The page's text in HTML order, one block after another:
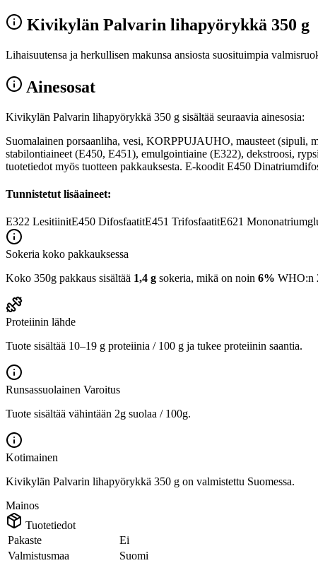
Kivikylän Palvarin lihapyörykkä 350 g
Lihaisuutensa ja herkullisen makunsa ansiosta suosituimpia
Ainesosat
Kivikylän Palvarin lihapyörykkä 350 g sisältää seuraavia ainesosia:
Suomalainen porsaanliha, vesi, KORPPUJAUHO, mausteet
stabilontiaineet (E450, E451), emulgointiaine (E322), dekstroosi,
tuotetiedot myös tuotteen pakkauksesta. E-koodit E450
Tunnistetut lisäaineet:
E322 LesitiinitE450 DifosfaatitE451 TrifosfaatitE621
Sokeria koko pakkauksessa
Koko 350g pakkaus sisältää 1,4 g sokeria, mikä on noin 6% WHO:n
Proteiinin lähde
Tuote sisältää 10–19 g proteiinia / 100 g ja tukee proteiinin saantia.
Runsassuolainen Varoitus
Tuote sisältää vähintään 2g suolaa / 100g.
Kotimainen
Kivikylän Palvarin lihapyörykkä 350 g on valmistettu Suomessa.
Mainos
Tuotetiedot
Pakaste
Ei
Valmistusmaa
Suomi